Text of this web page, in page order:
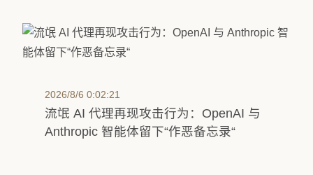
2026/8/6 0:02:21
流氓 AI 代理再现攻击行为：OpenAI 与
Anthropic 智能体留下“作恶备忘录“